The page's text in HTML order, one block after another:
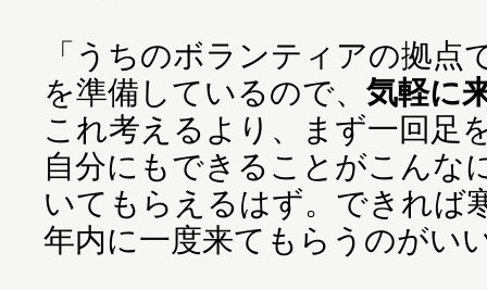
「うちのボランティアの拠点
を準備しているので、 気軽に
これ考えるより、まず一回足
自分にもできることがこんな
いてもらえるはず。できれば
年内に一度来てもらうのがい